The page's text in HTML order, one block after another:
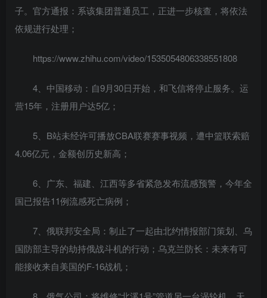
子。官方通报：系该集团普通员工，正进一步核查，将依法
依规进行处理；
https://www.zhihu.com/video/1535054806338551808
4、中国移动：自9月30日开始，和飞信将停止服务。运
营15年，注册用户达5亿；
5、B站未经许可播放CBA联赛赛事视频，遭中篮联索赔
4.06亿元，金额创历史新高；
6、广东、福建、江西等多省紧急发布流感预警，今年全
国已报告11例流感死亡病例；
7、俄联邦安全局：制止了一起由北约情报部门策划、乌
国防部主导的劫持俄战斗机的行动；乌克兰防长：未来有可
能接收来自美国的F-16战机；